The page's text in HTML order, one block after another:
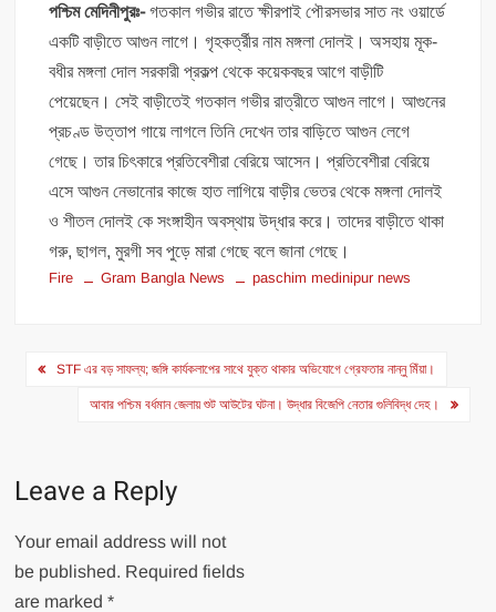
পশ্চিম মেদিনীপুরঃ-গতকাল গভীর রাতে ক্ষীরপাই পৌরসভার সাত নং ওয়ার্ডে
একটি বাড়ীতে আগুন লাগে। গৃহকর্ত্রীর নাম মঙ্গলা দোলই। অসহায় মূক-
বধীর মঙ্গলা দোল সরকারী প্রকল্প থেকে কয়েকবছর আগে বাড়ীটি
পেয়েছেন। সেই বাড়ীতেই গতকাল গভীর রাত্রীতে আগুন লাগে। আগুনের
প্রচণ্ড উত্তাপ গায়ে লাগলে তিনি দেখেন তার বাড়িতে আগুন লেগে
গেছে। তার চিৎকারে প্রতিবেশীরা বেরিয়ে আসেন। প্রতিবেশীরা বেরিয়ে
এসে আগুন নেভানোর কাজে হাত লাগিয়ে বাড়ীর ভেতর থেকে মঙ্গলা দোলই
ও শীতল দোলই কে সংঙ্গাহীন অবস্থায় উদ্ধার করে। তাদের বাড়ীতে থাকা
গরু, ছাগল, মুরগী সব পুড়ে মারা গেছে বলে জানা গেছে।
Fire Gram Bangla News paschim medinipur news
Post
navigation
STF এর বড় সাফল্য; জঙ্গি কার্যকলাপের সাথে যুক্ত থাকার অভিযোগে গ্রেফতার নান্নু মিঁয়া।
আবার পশ্চিম বর্ধমান জেলায় শুট আউটের ঘটনা। উদ্ধার বিজেপি নেতার গুলিবিদ্ধ দেহ।
Leave a Reply
Your email address will not
be published. Required fields
are marked*